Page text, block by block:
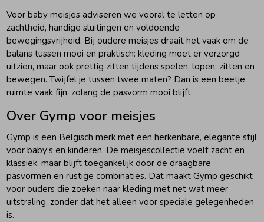
Voor baby meisjes adviseren we vooral te letten op
zachtheid, handige sluitingen en voldoende
bewegingsvrijheid. Bij oudere meisjes draait het vaak om de
balans tussen mooi en praktisch: kleding moet er verzorgd
uitzien, maar ook prettig zitten tijdens spelen, lopen, zitten en
bewegen. Twijfel je tussen twee maten? Dan is een beetje
ruimte vaak fijn, zolang de pasvorm mooi blijft.
Over Gymp voor meisjes
Gymp is een Belgisch merk met een herkenbare, elegante stijl
voor baby’s en kinderen. De meisjescollectie voelt zacht en
klassiek, maar blijft toegankelijk door de draagbare
pasvormen en rustige combinaties. Dat maakt Gymp geschikt
voor ouders die zoeken naar kleding met net wat meer
uitstraling, zonder dat het alleen voor speciale gelegenheden
is.